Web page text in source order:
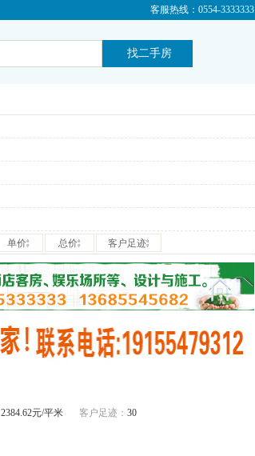
客服热线：0554-3333333
单价 总价 客户足迹
2384.62元/平米 客户足迹： 30